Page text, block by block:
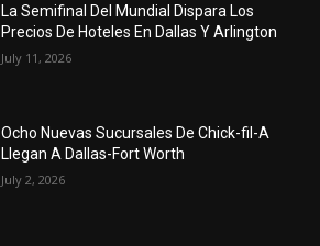
La Semifinal Del Mundial Dispara Los
Precios De Hoteles En Dallas Y Arlington
July 11, 2026
Ocho Nuevas Sucursales De Chick-fil-A
Llegan A Dallas-Fort Worth
July 2, 2026